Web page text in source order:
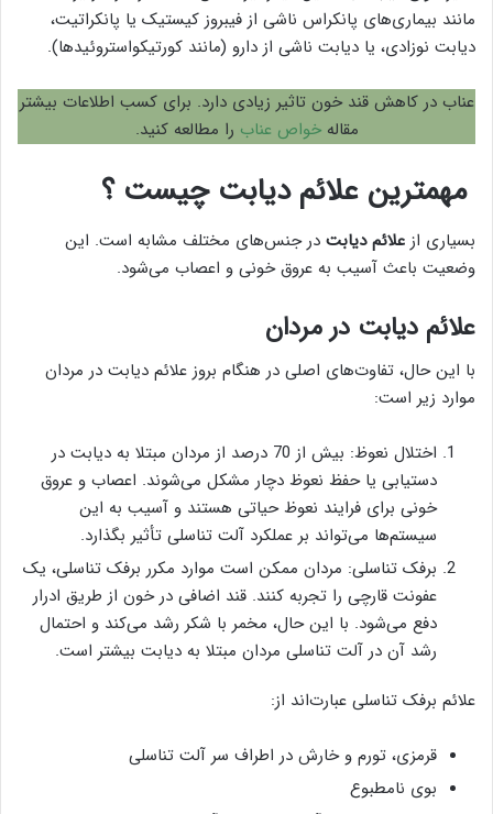
مانند بیماری‌های پانکراس ناشی از فیبروز کیستیک یا پانکراتیت،
دیابت نوزادی، یا دیابت ناشی از دارو (مانند کورتیکواستروئیدها).
عناب در کاهش قند خون تاثیر زیادی دارد. برای کسب اطلاعات بیشتر
مقالهخواص عناب را مطالعه کنید.
مهمترین علائم دیابت چیست ؟
بسیاری از علائم دیابت در جنس‌های مختلف مشابه است. این
وضعیت باعث آسیب به عروق خونی و اعصاب می‌شود.
علائم دیابت در مردان
با این حال، تفاوت‌های اصلی در هنگام بروز علائم دیابت در مردان
موارد زیر است:
اختلال نعوظ: بیش از 70 درصد از مردان مبتلا به دیابت در
دستیابی یا حفظ نعوظ دچار مشکل می‌شوند. اعصاب و عروق
خونی برای فرایند نعوظ حیاتی هستند و آسیب به این
سیستم‌ها می‌تواند بر عملکرد آلت تناسلی تأثیر بگذارد.
برفک تناسلی: مردان ممکن است موارد مکرر برفک تناسلی، یک
عفونت قارچی را تجربه کنند. قند اضافی در خون از طریق ادرار
دفع می‌شود. با این حال، مخمر با شکر رشد می‌کند و احتمال
رشد آن در آلت تناسلی مردان مبتلا به دیابت بیشتر است.
علائم برفک تناسلی عبارت‌اند از:
قرمزی، تورم و خارش در اطراف سر آلت تناسلی
بوی نامطبوع